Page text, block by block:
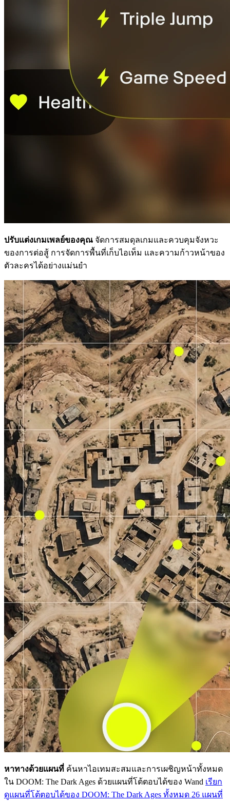
ปรับแต่งเกมเพลย์ของคุณ จัดการสมดุลเกมและควบคุมจังหวะ
ของการต่อสู้ การจัดการพื้นที่เก็บไอเท็ม และความก้าวหน้าของ
ตัวละครได้อย่างแม่นยำ
หาทางด้วยแผนที่ ค้นหาไอเทมสะสมและการเผชิญหน้าทั้งหมด
ใน DOOM: The Dark Ages ด้วยแผนที่โต้ตอบได้ของ Wand เรียก
ดูแผนที่โต้ตอบได้ของ DOOM: The Dark Ages ทั้งหมด 26 แผนที่